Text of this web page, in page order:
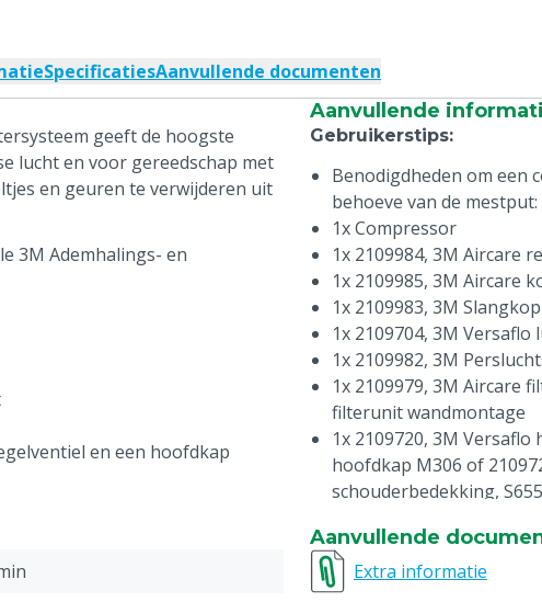
SpecificatiesAanvullende documenten
geeft de hoogste
lucht en voor gereedschap met
en geuren te verwijderen uit
3M Ademhalings- en
en een hoofdkap
Aanvullende
Gebruikerstips:
Benodigdheden om een
behoeve van de mestput:
1x Compressor
1x 2109984, 3M Aircare
1x 2109985, 3M Aircare
1x 2109983, 3M
1x 2109704, 3M
1x 2109982, 3M
1x 2109979, 3M Aircare
filterunit wandmontage
1x 2109720, 3M
hoofdkap M306 of
schouderbedekking, S655
3 uitgangen
Technische
Aanvullende
Extra informatie